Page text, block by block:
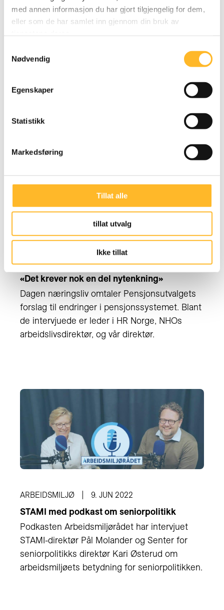
med annen informasjon du har gjort tilgjengelig for dem,
eller som de har samlet inn gjennom din bruk av
Nødvendig
Egenskaper
Statistikk
Markedsføring
Tillat alle
tillat utvalg
Ikke tillat
NRK intervjuer direktør Kari Østerud om
aldersdiskriminering, hersketeknikker, Europa,
PENSJONSUTVALGET 17. JUN 2022
«Det krever nok en del nytenkning»
Dagen næringsliv omtaler Pensjonsutvalgets
forslag til endringer i pensjonssystemet. Blant
de intervjuede er leder i HR Norge, NHOs
arbeidslivsdirektør, og vår direktør.
ARBEIDSMILJØ 9. JUN 2022
STAMI med podkast om seniorpolitikk
Podkasten Arbeidsmiljørådet har intervjuet
STAMI-direktør Pål Molander og Senter for
seniorpolitikks direktør Kari Østerud om
arbeidsmiljøets betydning for seniorpolitikken.